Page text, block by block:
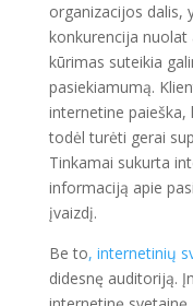
organizacijos dalis,
konkurencija nuolat
kūrimas suteikia
pasiekiamumą.
internetine paieška,
todėl turėti gerai
Tinkamai sukurta
informaciją apie
įvaizdį.
Be to, internetinių
didesnę auditoriją.